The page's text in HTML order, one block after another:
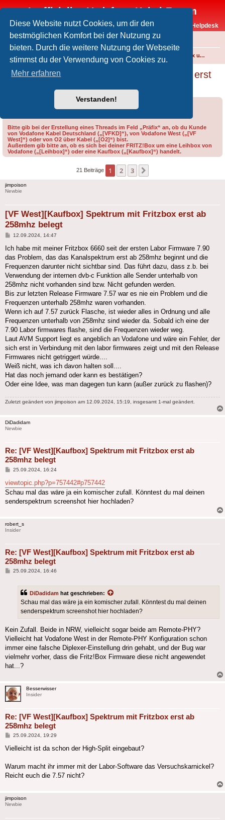
Diese Website nutzt Cookies, um dir den
bestmöglichen Komfort bei der Nutzung zu
bieten. Durch die weitere Nutzung der Webseite
stimmst du der Verwendung von Cookies zu.
Mehr erfahren
Verstanden!
Inoffizielles Vodafone-Kabel-Forum
Vodafone-Kabel-Helpdesk
FAQ
Foren-Übersicht FRITZ!Box und weitere Produkte von FRITZ! (ehem. AVM)
[VF West][Kaufbox] Spektrum mit Fritzbox erst
Bitte gib bei der Erstellung eines Threads im Feld „Präfix“ an, ob du Kunde
von Vodafone Kabel Deutschland („[VFKD]“), von Vodafone West („[VF
West]“) oder von O2 über Kabel („[O2]“) bist.
Außerdem gib bitte an, ob es sich bei deiner FRITZ!Box um eine Leihbox von
Vodafone („[Leihbox]“) oder eine Kaufbox („[Kaufbox]“) handelt.
21 Beiträge 1 2 3
jimpoison
Newbie
[VF West][Kaufbox] Spektrum mit Fritzbox erst ab
258mhz belegt
Beitrag
12.09.2024, 14:47
Ich habe mit meiner Fritzbox 6660 seit der ersten Labor Firmware 7.90
das Problem, das das Kanalspektrum erst ab 258mhz beginnt und die
Frequenzen darunter nicht sichtbar sind. Das führt dazu, dass z.b. bei
Verwendung der internen dvb-c Funktion alle Sender unterhalb von
258mhz nicht vorhanden sind bzw. Nicht gefunden werden.
Bis zur letzten Release Firmware 7.57 war es nie ein Problem und die
Frequenzen unterhalb 258mhz waren vorhanden.
Wenn ich auf 7.57 zurück Flasche, ist wieder alles in Ordnung und alle
Frequenzen unterhalb von 258mhz sind wieder da. Sobald ich eine der
7.90 Labor firmwares flashe, sind die Frequenzen wieder weg.
Laut AVM Support liegt es angeblich an Vodafone und wäre ein Fehler, der
sich erst in Verbindung mit den labor firmwares zeigt und mit den Release
Firmwares nicht getriggert würde....
Weiß nicht, was ich davon halten soll....
Hat das noch jemand oder kann es bestätigen?
Oder eine Idee, was man dagegen tun kann (außer zurück zu flashen)?
Zuletzt geändert von jimpoison am 12.09.2024, 15:19, insgesamt 1-mal geändert.
DiDadidam
Newbie
Re: [VF West][Kaufbox] Spektrum mit Fritzbox erst ab
258mhz belegt
Beitrag
25.09.2024, 16:24
viewtopic.php?p=757442#p757442
Schau mal das wäre ja ein komischer zufall. Könntest du mal deinen
senderspektrum screenshot hier hochladen?
robert_s
Insider
Re: [VF West][Kaufbox] Spektrum mit Fritzbox erst ab
258mhz belegt
Beitrag
25.09.2024, 16:46
DiDadidam hat geschrieben:
Schau mal das wäre ja ein komischer zufall. Könntest du mal deinen
senderspektrum screenshot hier hochladen?
Kein Zufall. Beide in NRW, vielleicht sogar beide am Remote-PHY?
Vielleicht hat Vodafone West in der Remote-PHY Konfiguration schon
immer eine falsche Diplexer-Einstellung drin gehabt, und der Bug war
vielmehr vorher, dass die Fritz!Box Firmware diese nicht angewendet
hat...?
Besserwisser
Insider
Re: [VF West][Kaufbox] Spektrum mit Fritzbox erst ab
258mhz belegt
Beitrag
25.09.2024, 19:29
Vielleicht ist da schon der High-Split eingebaut?
Warum macht ihr immer mit der Labor-Software das Versuchskarnickel?
Reicht euch die 7.57 nicht?
jimpoison
Newbie